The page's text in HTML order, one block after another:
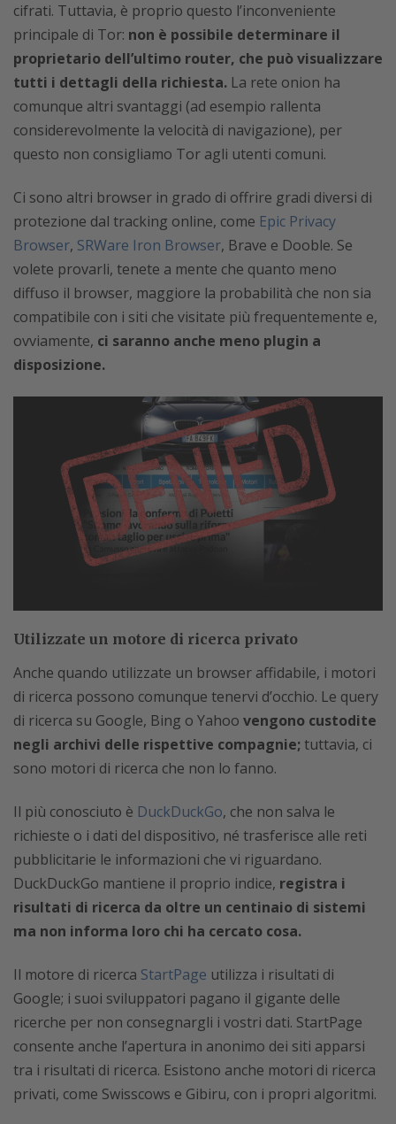
cifrati. Tuttavia, è proprio questo l’inconveniente
principale di Tor: non è possibile determinare il
proprietario dell’ultimo router, che può visualizzare
tutti i dettagli della richiesta. La rete onion ha
comunque altri svantaggi (ad esempio rallenta
considerevolmente la velocità di navigazione), per
questo non consigliamo Tor agli utenti comuni.
Ci sono altri browser in grado di offrire gradi diversi di
protezione dal tracking online, come Epic Privacy
Browser, SRWare Iron Browser, Brave e Dooble. Se
volete provarli, tenete a mente che quanto meno
diffuso il browser, maggiore la probabilità che non sia
compatibile con i siti che visitate più frequentemente e,
ovviamente, ci saranno anche meno plugin a
disposizione.
Utilizzate un motore di ricerca privato
Anche quando utilizzate un browser affidabile, i motori
di ricerca possono comunque tenervi d’occhio. Le query
di ricerca su Google, Bing o Yahoo vengono custodite
negli archivi delle rispettive compagnie;tuttavia, ci
sono motori di ricerca che non lo fanno.
Il più conosciuto è DuckDuckGo, che non salva le
richieste o i dati del dispositivo, né trasferisce alle reti
pubblicitarie le informazioni che vi riguardano.
DuckDuckGo mantiene il proprio indice, registra i
risultati di ricerca da oltre un centinaio di sistemi
ma non informa loro chi ha cercato cosa.
Il motore di ricerca StartPage utilizza i risultati di
Google; i suoi sviluppatori pagano il gigante delle
ricerche per non consegnargli i vostri dati. StartPage
consente anche l’apertura in anonimo dei siti apparsi
tra i risultati di ricerca. Esistono anche motori di ricerca
privati, come Swisscows e Gibiru, con i propri algoritmi.